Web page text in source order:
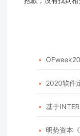

 2020软件
 基于
 明势资本《当